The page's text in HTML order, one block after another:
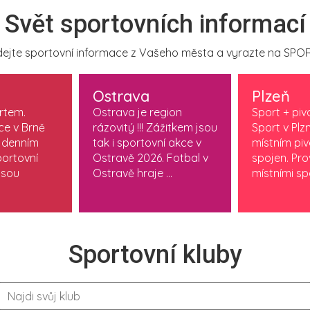
Svět sportovních informací
sportovní informace z Vašeho města a vyrazte na
v Brně
Ostrava
Ostrava je region
rázovitý !!! Zážitkem jsou
tak i sportovní akce v
Ostravě 2026. Fotbal v
Ostravě hraje ...
Plzeň
Sport +
Sport v
místním
spojen.
místními
Sportovní kluby